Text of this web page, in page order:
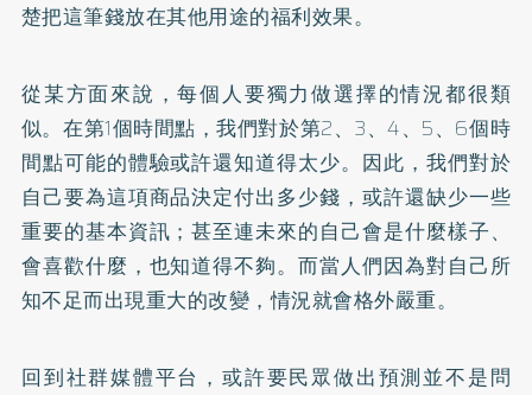
楚把這筆錢放在其他用途的福利效果。
從某方面來說，每個人要獨力做選擇的情況都很類
似。在第1個時間點，我們對於第2、3、4、5、6個時
間點可能的體驗或許還知道得太少。因此，我們對於
自己要為這項商品決定付出多少錢，或許還缺少一些
重要的基本資訊；甚至連未來的自己會是什麼樣子、
會喜歡什麼，也知道得不夠。而當人們因為對自己所
知不足而出現重大的改變，情況就會格外嚴重。
回到社群媒體平台，或許要民眾做出預測並不是問